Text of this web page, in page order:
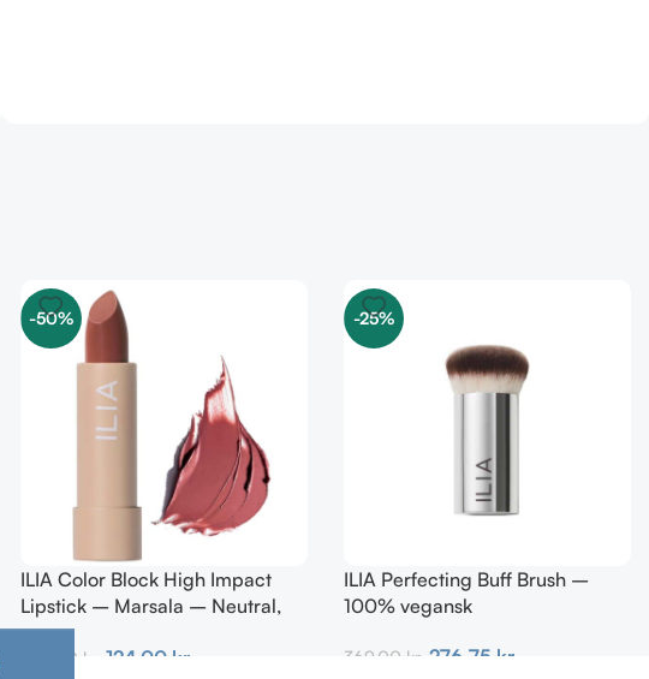
-50%
ILIA Color Block High Impact
Lipstick – Marsala – Neutral,
kold brun 4g
249,00 kr. 124,00 kr.
-25%
ILIA Perfecting Buff Brush –
100% vegansk
369,00 kr. 276,75 kr.